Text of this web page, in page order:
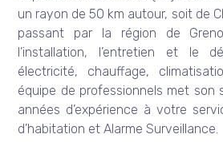
un rayon de 50 km autour, soit de
passant par la région de
l’installation, l’entretien et le
électricité, chauffage,
équipe de professionnels met son
années d’expérience à votre
d’habitation et Alarme Surveillance.